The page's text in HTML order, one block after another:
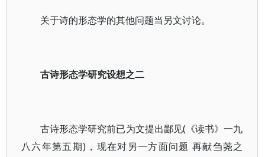
关于诗的形态学的其他问题当另文讨论。
古诗形态学研究设想之二
古诗形态学研究前已为文提出鄙见(《读书》一九
八六年第五期)，现在对另一方面问题 再献刍荛之